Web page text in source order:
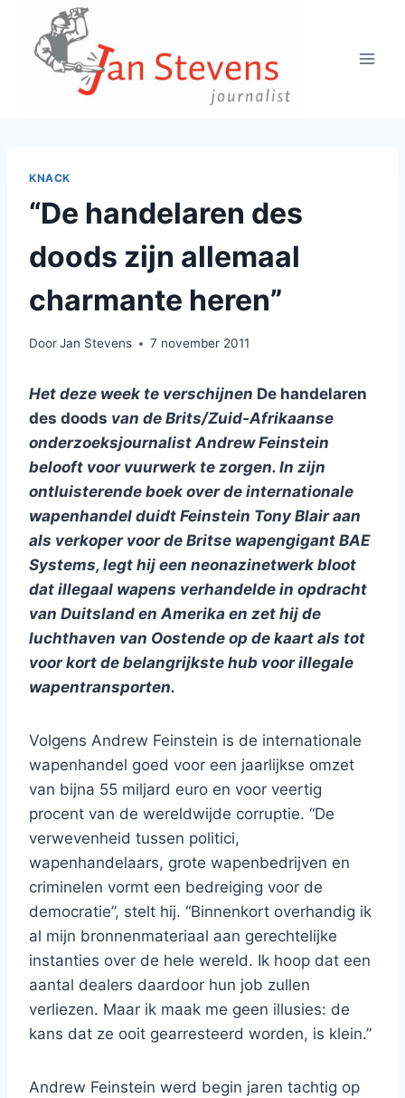
Doorgaan
inhoud
KNACK
“De handelaren des
doods zijn allemaal
charmante heren”
DoorJan Stevens 7 november 2011
Het deze week te verschijnen De handelaren
des doods van de Brits/Zuid-Afrikaanse
onderzoeksjournalist Andrew Feinstein
belooft voor vuurwerk te zorgen. In zijn
ontluisterende boek over de internationale
wapenhandel duidt Feinstein Tony Blair aan
als verkoper voor de Britse wapengigant BAE
Systems, legt hij een neonazinetwerk bloot
dat illegaal wapens verhandelde in opdracht
van Duitsland en Amerika en zet hij de
luchthaven van Oostende op de kaart als tot
voor kort de belangrijkste hub voor illegale
wapentransporten.
Volgens Andrew Feinstein is de internationale
wapenhandel goed voor een jaarlijkse omzet
van bijna 55 miljard euro en voor veertig
procent van de wereldwijde corruptie. “De
verwevenheid tussen politici,
wapenhandelaars, grote wapenbedrijven en
criminelen vormt een bedreiging voor de
democratie”, stelt hij. “Binnenkort overhandig ik
al mijn bronnenmateriaal aan gerechtelijke
instanties over de hele wereld. Ik hoop dat een
aantal dealers daardoor hun job zullen
verliezen. Maar ik maak me geen illusies: de
kans dat ze ooit gearresteerd worden, is klein.”
Andrew Feinstein werd begin jaren tachtig op